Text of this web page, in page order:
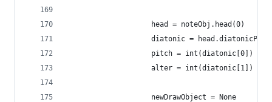
                    head = noteObj.head(0)
diatonic =
                    pitch = int(diatonic[0])
alter = int(diatonic[1]) +
                    newDrawObject = None